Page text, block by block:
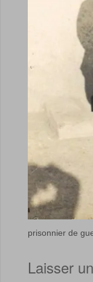
prisonnier de
Laisser